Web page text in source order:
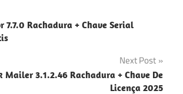
7.7.0 Rachadura + Chave Serial
Next Post
Mailer 3.1.2.46 Rachadura + Chave De
Licença 2025